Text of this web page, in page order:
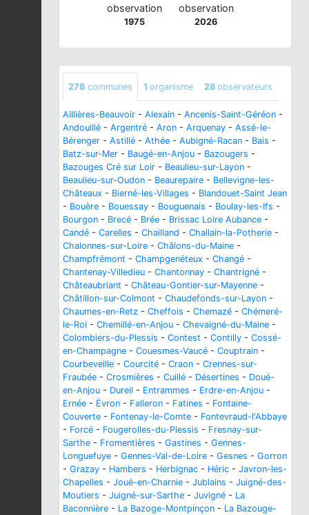
observation
1975
observation
2026
278 communes 1 organisme 28 observateurs
Aillières-Beauvoir - Alexain - Ancenis-Saint-Géréon -
Andouillé - Argentré - Aron - Arquenay - Assé-le-
Bérenger - Astillé - Athée - Aubigné-Racan - Bais -
Batz-sur-Mer - Baugé-en-Anjou - Bazougers -
Bazouges Cré sur Loir - Beaulieu-sur-Layon -
Beaulieu-sur-Oudon - Beaurepaire - Bellevigne-les-
Châteaux - Bierné-les-Villages - Blandouet-Saint Jean
- Bouère - Bouessay - Bouguenais - Boulay-les-Ifs -
Bourgon - Brecé - Brée - Brissac Loire Aubance -
Candé - Carelles - Chailland - Challain-la-Potherie -
Chalonnes-sur-Loire - Châlons-du-Maine -
Champfrémont - Champgenéteux - Changé -
Chantenay-Villedieu - Chantonnay - Chantrigné -
Châteaubriant - Château-Gontier-sur-Mayenne -
Châtillon-sur-Colmont - Chaudefonds-sur-Layon -
Chaumes-en-Retz - Cheffois - Chemazé - Chémeré-
le-Roi - Chemillé-en-Anjou - Chevaigné-du-Maine -
Colombiers-du-Plessis - Contest - Contilly - Cossé-
en-Champagne - Couesmes-Vaucé - Couptrain -
Courbeveille - Courcité - Craon - Crennes-sur-
Fraubée - Crosmières - Cuillé - Désertines - Doué-
en-Anjou - Dureil - Entrammes - Erdre-en-Anjou -
Ernée - Évron - Falleron - Fatines - Fontaine-
Couverte - Fontenay-le-Comte - Fontevraud-l'Abbaye
- Forcé - Fougerolles-du-Plessis - Fresnay-sur-
Sarthe - Fromentières - Gastines - Gennes-
Longuefuye - Gennes-Val-de-Loire - Gesnes - Gorron
- Grazay - Hambers - Herbignac - Héric - Javron-les-
Chapelles - Joué-en-Charnie - Jublains - Juigné-des-
Moutiers - Juigné-sur-Sarthe - Juvigné - La
Baconnière - La Bazoge-Montpinçon - La Bazouge-